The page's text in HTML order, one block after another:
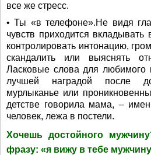
все же стресс.
• Ты «в телефоне».Не видя
чувств приходится
контролировать интонацию,
скандалить или выяснять
Ласковые слова для любимого
лучшей наградой после
мурлыканье или
детстве говорила мама, –
человек, лежа в постели.
Хочешь достойного
фразу: «я вижу в тебе